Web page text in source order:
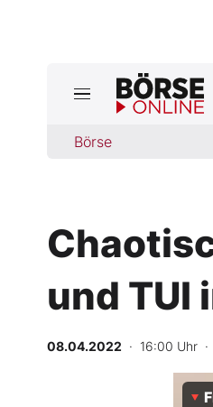
Börse
Jetzt a
Finanz-
BO-
und TUI
08.04.2022 · 16:00 Uhr ·